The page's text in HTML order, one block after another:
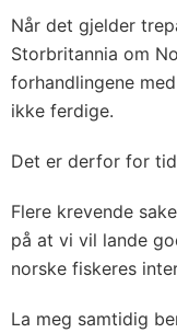
Når det gjelder
Storbritannia om
forhandlingene
ikke ferdige.
Det er derfor for
Flere krevende
på at vi vil lande
norske fiskeres
La meg samtidig